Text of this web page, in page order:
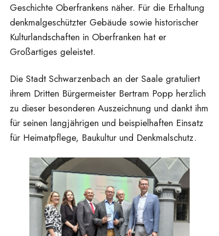
Geschichte Oberfrankens näher. Für die Erhaltung
denkmalgeschützter Gebäude sowie historischer
Kulturlandschaften in Oberfranken hat er
Großartiges geleistet.
Die Stadt Schwarzenbach an der Saale gratuliert
ihrem Dritten Bürgermeister Bertram Popp herzlich
zu dieser besonderen Auszeichnung und dankt ihm
für seinen langjährigen und beispielhaften Einsatz
für Heimatpflege, Baukultur und Denkmalschutz.